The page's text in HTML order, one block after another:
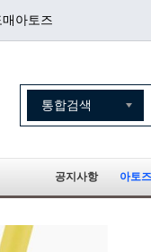
아토즈
공지사항 아토